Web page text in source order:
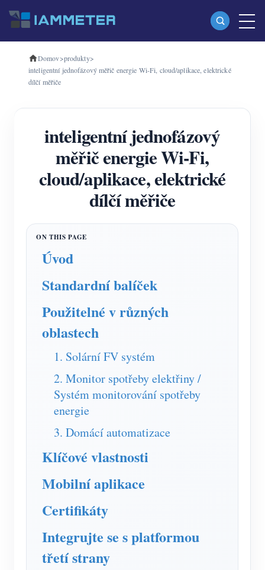
produkty
Třífázový Wi-Fi měřič energie (WEM3080T)
Třífázový Wi-Fi měřič energie (WEM3046T)
Třífázový Wi-Fi měřič energie (WEM3050T)
WiFi Power Controller
IAMMETER Cloud Pro
Samoobslužná hostingová služba
Virtuální měřič
Systém energetického předpovídání a simulace
Aplikace
Monitor energie solárního FV systému
Monitor spotřeby elektřiny
Řídicí systém PV ohřívače
Automatizace domácnosti
Tovární energetické monitorování
Zdroje
Rychlý start produktu
Dokument
Výukové video
FAQ
Zprávy
Společenství
Vývojář
Prozkoumat
Program odměn
Kontakt
O nás
Domov>produkty>
inteligentní jednofázový měřič energie Wi-Fi, cloud/aplikace, elektrické
dílčí měřiče
inteligentní jednofázový
měřič energie Wi-Fi,
cloud/aplikace, elektrické
dílčí měřiče
Úvod
Standardní balíček
Použitelné v různých
oblastech
1. Solární FV systém
2. Monitor spotřeby elektřiny /
Systém monitorování spotřeby
energie
3. Domácí automatizace
Klíčové vlastnosti
Mobilní aplikace
Certifikáty
Integrujte se s platformou
třetí strany